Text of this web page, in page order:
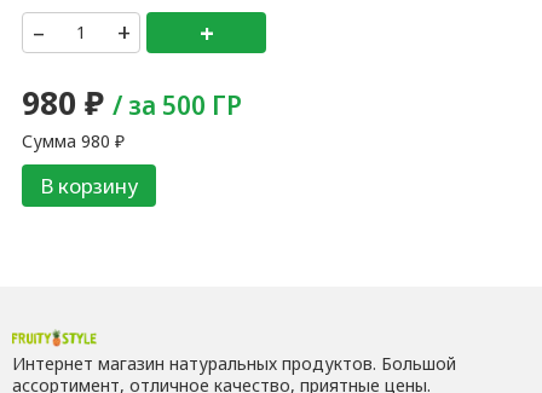
– + +
980₽ / за 500 ГР
Сумма980 ₽
В корзину
Интернет магазин натуральных продуктов. Большой
ассортимент, отличное качество, приятные цены.